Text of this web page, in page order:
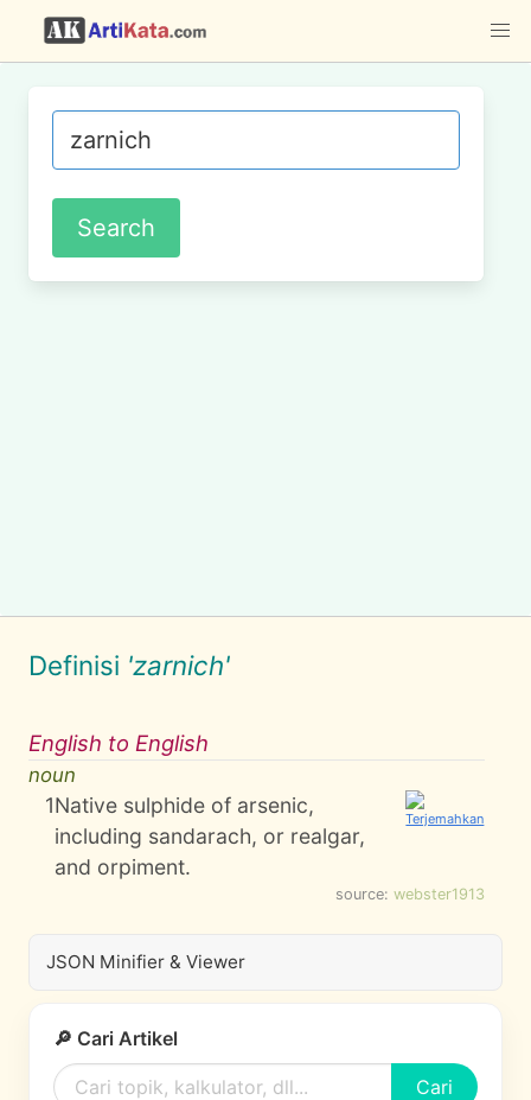
Definisi 'zarnich'
English to English
noun
1Native sulphide of arsenic,
including sandarach, or realgar,
and orpiment.
source: webster1913
JSON Minifier & Viewer
🔎 Cari Artikel
Cari